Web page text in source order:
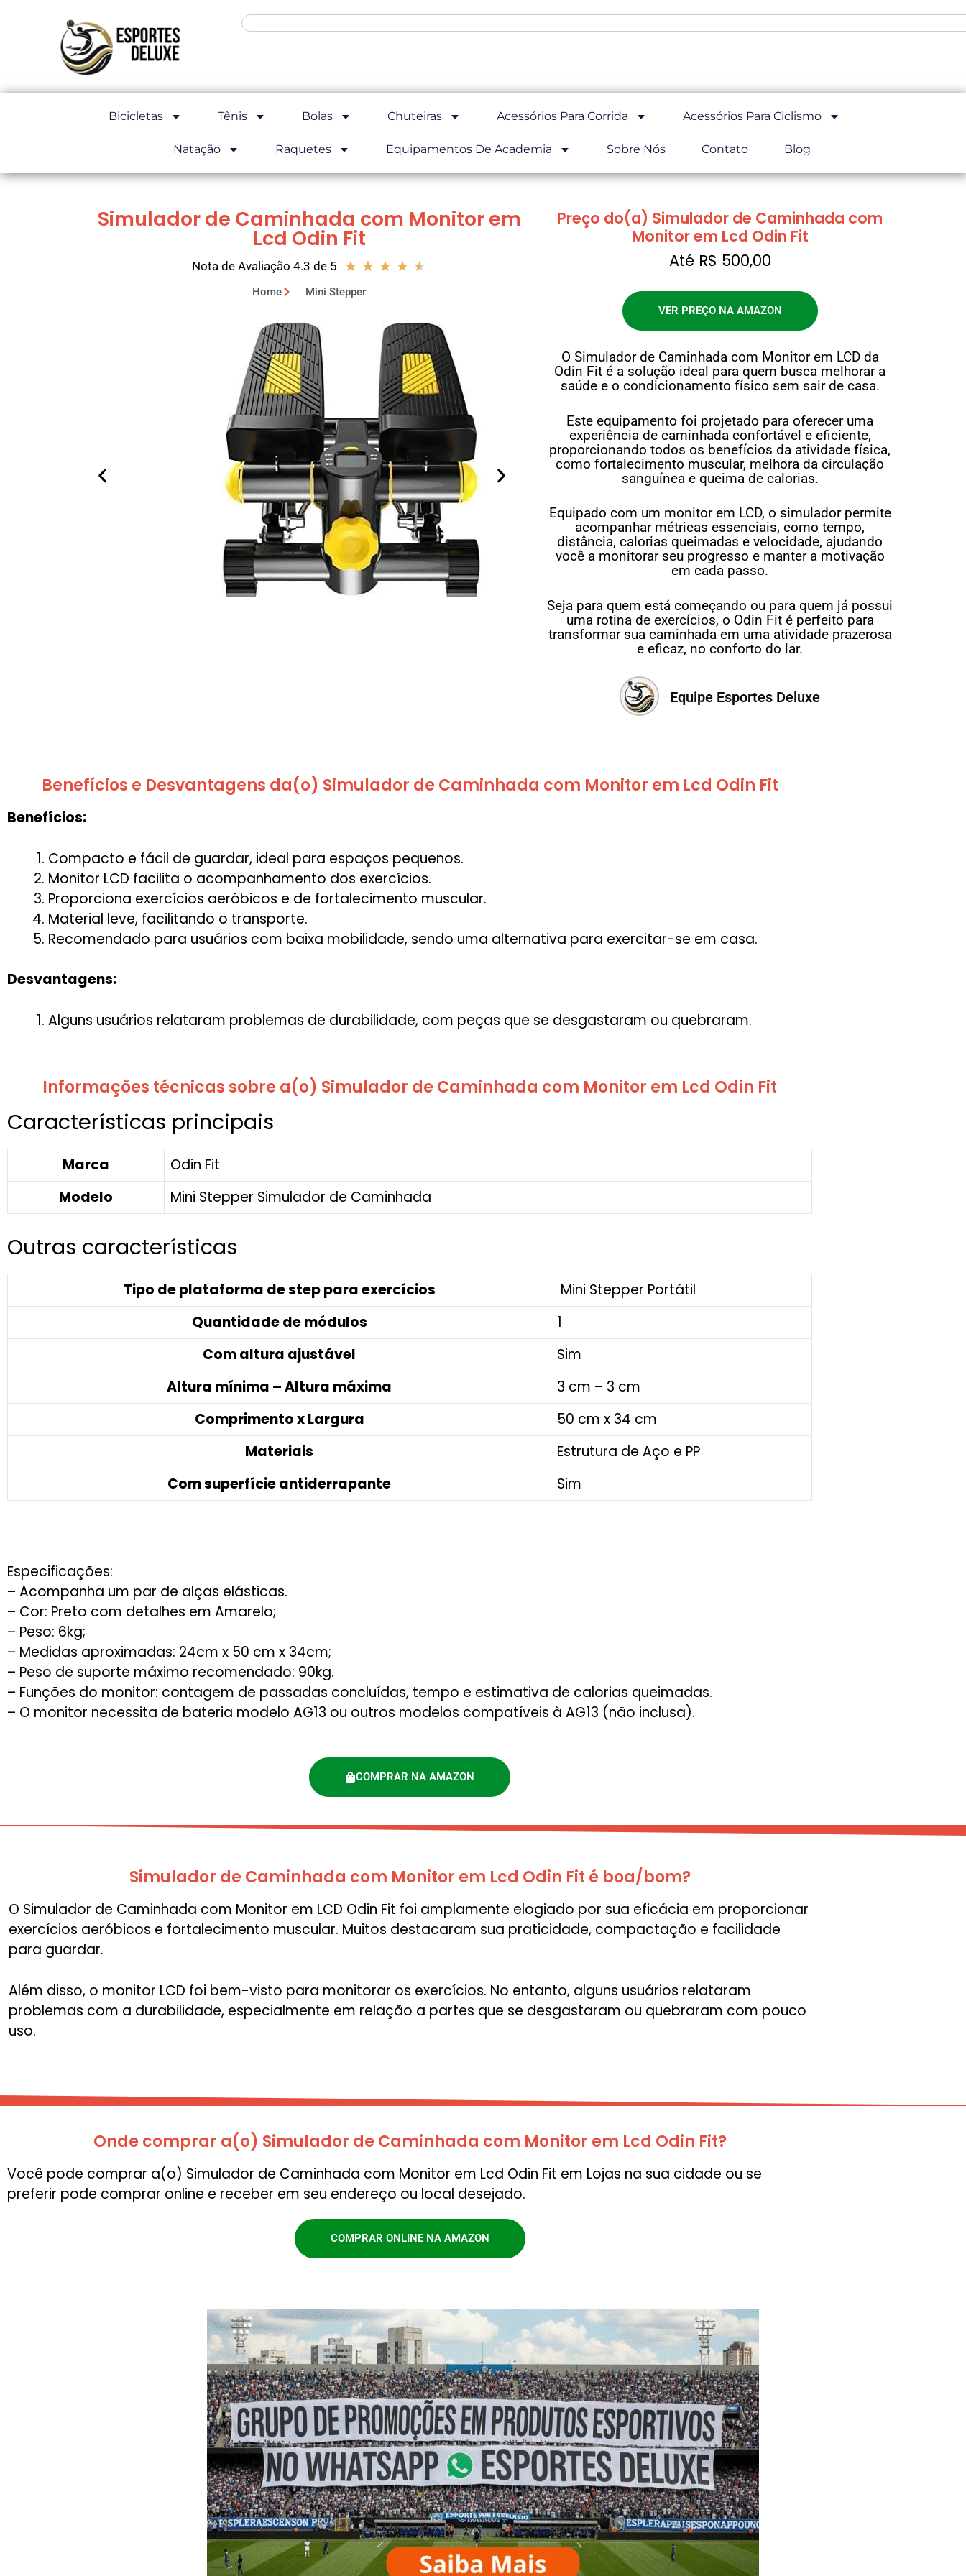
Bicicletas Tênis Bolas Chuteiras Acessórios Para Corrida Acessórios Para Ciclismo
Natação Raquetes Equipamentos De Academia Sobre Nós Contato Blog
Simulador de Caminhada com Monitor em
Lcd Odin Fit
Nota de Avaliação 4.3 de 5 ★ ★ ★ ★ ★
Home Mini Stepper
Preço do(a) Simulador de Caminhada com
Monitor em Lcd Odin Fit
Até R$ 500,00
VER PREÇO NA AMAZON
O Simulador de Caminhada com Monitor em LCD da
Odin Fit é a solução ideal para quem busca melhorar a
saúde e o condicionamento físico sem sair de casa.
Este equipamento foi projetado para oferecer uma
experiência de caminhada confortável e eficiente,
proporcionando todos os benefícios da atividade física,
como fortalecimento muscular, melhora da circulação
sanguínea e queima de calorias.
Equipado com um monitor em LCD, o simulador permite
acompanhar métricas essenciais, como tempo,
distância, calorias queimadas e velocidade, ajudando
você a monitorar seu progresso e manter a motivação
em cada passo.
Seja para quem está começando ou para quem já possui
uma rotina de exercícios, o Odin Fit é perfeito para
transformar sua caminhada em uma atividade prazerosa
e eficaz, no conforto do lar.
Equipe Esportes Deluxe
Benefícios e Desvantagens da(o) Simulador de Caminhada com Monitor em Lcd Odin Fit
Benefícios:
Compacto e fácil de guardar, ideal para espaços pequenos.
Monitor LCD facilita o acompanhamento dos exercícios.
Proporciona exercícios aeróbicos e de fortalecimento muscular.
Material leve, facilitando o transporte.
Recomendado para usuários com baixa mobilidade, sendo uma alternativa para exercitar-se em casa.
Desvantagens:
Alguns usuários relataram problemas de durabilidade, com peças que se desgastaram ou quebraram.
Informações técnicas sobre a(o) Simulador de Caminhada com Monitor em Lcd Odin Fit
Características principais
Marca
Odin Fit
Modelo
Mini Stepper Simulador de Caminhada
Outras características
Tipo de plataforma de step para exercícios
Mini Stepper Portátil
Quantidade de módulos
1
Com altura ajustável
Sim
Altura mínima – Altura máxima
3 cm – 3 cm
Comprimento x Largura
50 cm x 34 cm
Materiais
Estrutura de Aço e PP
Com superfície antiderrapante
Sim
Especificações:
– Acompanha um par de alças elásticas.
– Cor: Preto com detalhes em Amarelo;
– Peso: 6kg;
– Medidas aproximadas: 24cm x 50 cm x 34cm;
– Peso de suporte máximo recomendado: 90kg.
– Funções do monitor: contagem de passadas concluídas, tempo e estimativa de calorias queimadas.
– O monitor necessita de bateria modelo AG13 ou outros modelos compatíveis à AG13 (não inclusa).
COMPRAR NA AMAZON
Simulador de Caminhada com Monitor em Lcd Odin Fit é boa/bom?
O Simulador de Caminhada com Monitor em LCD Odin Fit foi amplamente elogiado por sua eficácia em proporcionar
exercícios aeróbicos e fortalecimento muscular. Muitos destacaram sua praticidade, compactação e facilidade
para guardar.
Além disso, o monitor LCD foi bem-visto para monitorar os exercícios. No entanto, alguns usuários relataram
problemas com a durabilidade, especialmente em relação a partes que se desgastaram ou quebraram com pouco
uso.
Onde comprar a(o) Simulador de Caminhada com Monitor em Lcd Odin Fit?
Você pode comprar a(o) Simulador de Caminhada com Monitor em Lcd Odin Fit em Lojas na sua cidade ou se
preferir pode comprar online e receber em seu endereço ou local desejado.
COMPRAR ONLINE NA AMAZON